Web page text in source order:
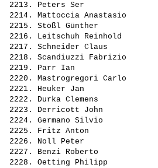
2213. Peters Ser
2214. Mattoccia Anastasio
2215. Stößl Günther
2216. Leitschuh Reinhold
2217. Schneider Claus
2218. Scandiuzzi Fabrizio
2219. Parr Ian
2220. Mastrogregori Carlo
2221. Heuker Jan
2222. Durka Clemens
2223. Derricott John
2224. Germano Silvio
2225. Fritz Anton
2226. Noll Peter
2227. Benzi Roberto
2228. Oetting Philipp